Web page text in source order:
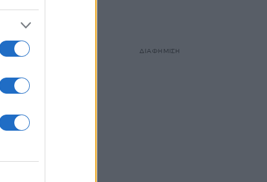
ΔΙΑΦΗΜΙΣΗ